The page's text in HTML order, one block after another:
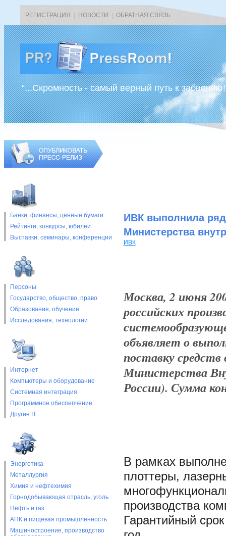
РЕГИСТРАЦИЯ НОВОСТИ ОБРАТНАЯ СВЯЗЬ
“...Скромность - самый верный путь к
Банки, финансы, ценные бумаги
Рейтинги, конкурсы, юбилеи
Выставки, cеминары, конференции
Персоны
Государство, общество, право
Образование, обучение
Исследования, технологии
Интернет
Компьютеры и оборудование
Системная интеграция
Программное обеспепчение
Другие IT
Энергетика
Металлургия
Химия и нефтехимия
Горнодобывающая отрасль, уголь
Нефть и газ
АПК и пищевая промышленность
Машиностроение, производство
ИВК выполнила ряд
Министерства
ИВК
Москва, 2 июня
российских
объявляет о
поставку
Министерства
России). Сумма
В рамках
плоттеры,
производства
Гарантийный